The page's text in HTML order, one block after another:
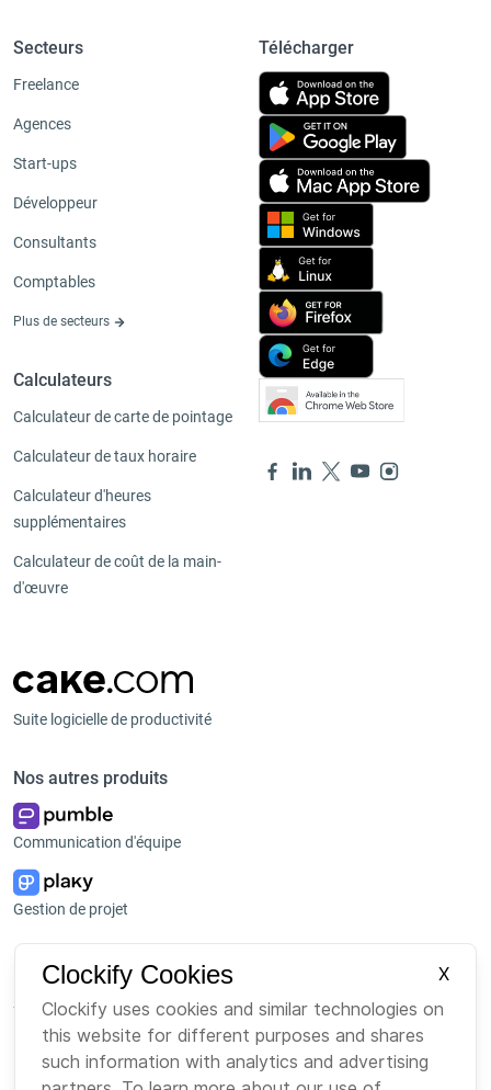
Secteurs
Freelance
Agences
Start-ups
Développeur
Consultants
Comptables
Plus de secteurs
Calculateurs
Calculateur de carte de pointage
Calculateur de taux horaire
Calculateur d'heures
supplémentaires
Calculateur de coût de la main-
d'œuvre
Télécharger
Suite logicielle de productivité
Nos autres produits
Communication d'équipe
Gestion de projet
Plateforme
Suite
Bundle
Marketplace
À propos de nous
Emploi
Marque
Clockify Cookies
X
Clockify uses cookies and similar technologies on
this website for different purposes and shares
such information with analytics and advertising